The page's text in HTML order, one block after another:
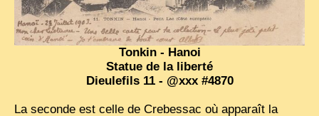
PAST & PRESENT
ODDITIES & CURIOSITIES
EXCLUSIVE STORIES
LAOS 2025
Tonkin - Hanoi
Statue de la liberté
Dieulefils 11 - @xxx #4870
La seconde est celle de Crebessac où apparaît la